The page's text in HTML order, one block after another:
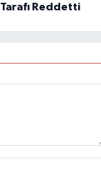
Reddetti